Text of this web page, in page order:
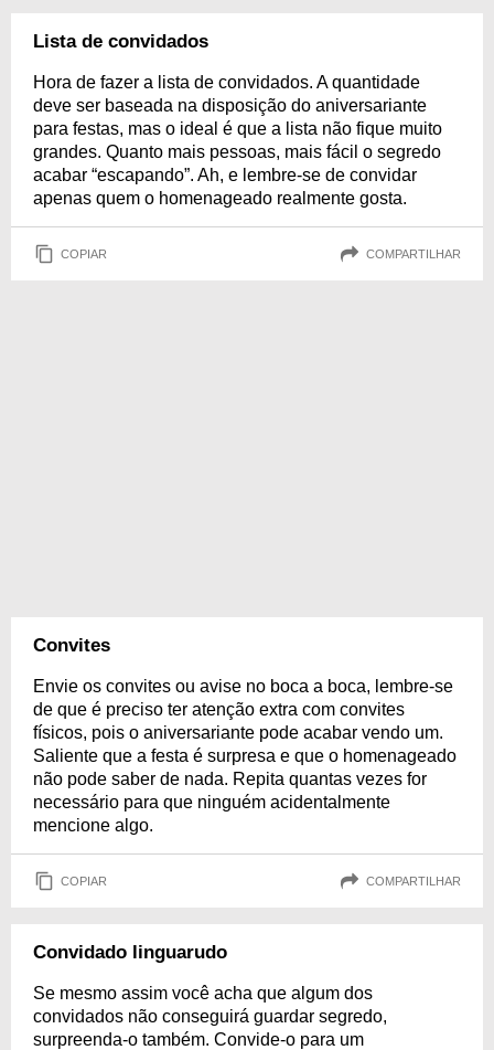
Lista de convidados
Hora de fazer a lista de convidados. A quantidade
deve ser baseada na disposição do aniversariante
para festas, mas o ideal é que a lista não fique muito
grandes. Quanto mais pessoas, mais fácil o segredo
acabar “escapando”. Ah, e lembre-se de convidar
apenas quem o homenageado realmente gosta.
COPIAR COMPARTILHAR
Convites
Envie os convites ou avise no boca a boca, lembre-se
de que é preciso ter atenção extra com convites
físicos, pois o aniversariante pode acabar vendo um.
Saliente que a festa é surpresa e que o homenageado
não pode saber de nada. Repita quantas vezes for
necessário para que ninguém acidentalmente
mencione algo.
COPIAR COMPARTILHAR
Convidado linguarudo
Se mesmo assim você acha que algum dos
convidados não conseguirá guardar segredo,
surpreenda-o também. Convide-o para um